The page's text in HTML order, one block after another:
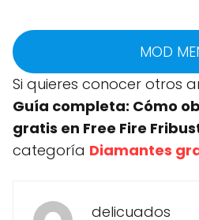
MOD
Si quieres conocer otros
Guía completa: Cómo
gratis en Free Fire
categoría Diamantes
delicuados